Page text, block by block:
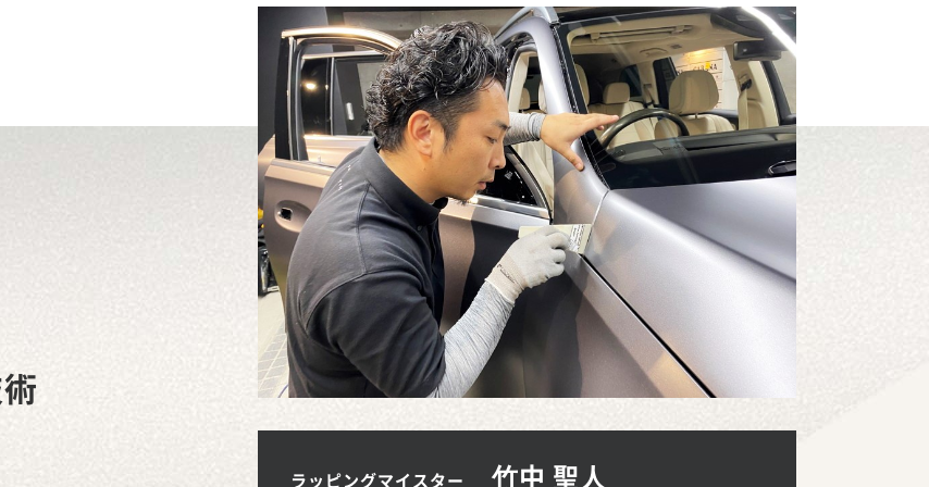
ラッピングマイスター ⽵中 聖⼈